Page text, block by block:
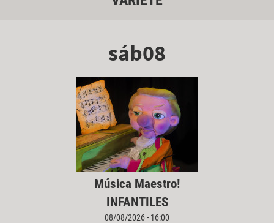
sáb08
Música Maestro!
INFANTILES
08/08/2026 - 16:00